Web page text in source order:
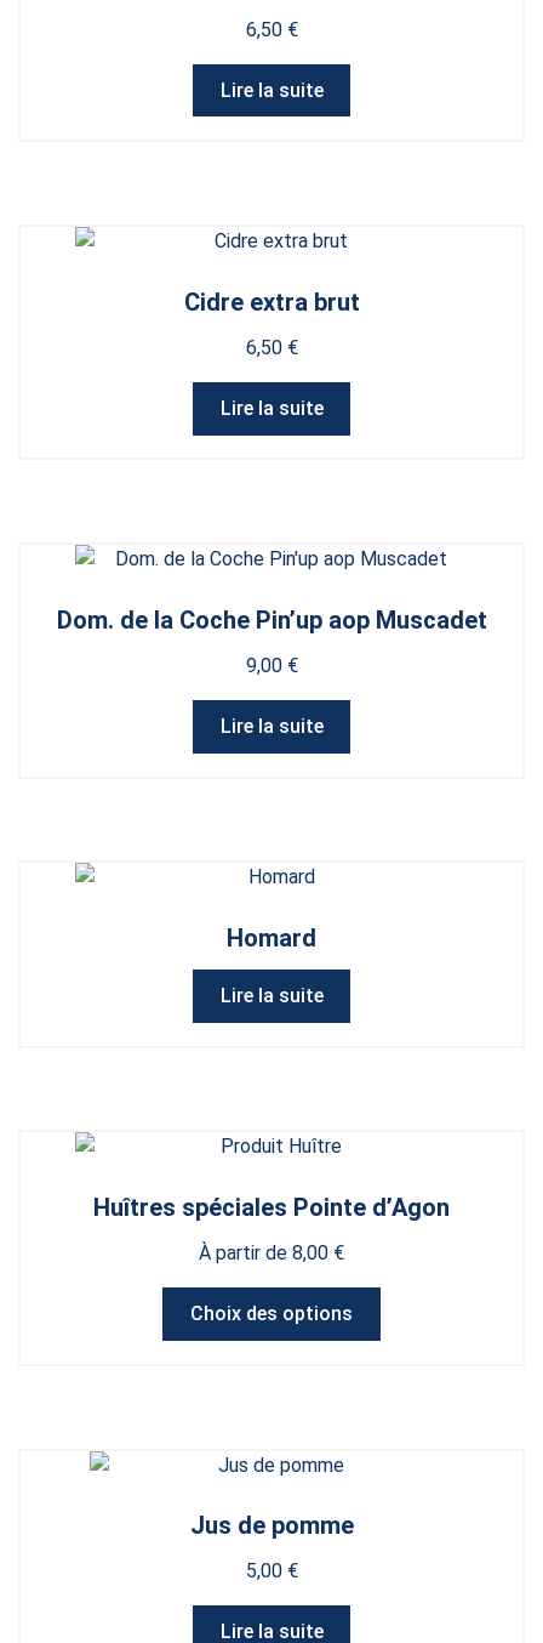
6,50 €
Lire la suite
Cidre extra brut
6,50 €
Lire la suite
Dom. de la Coche Pin’up aop Muscadet
9,00 €
Lire la suite
Homard
Lire la suite
Huîtres spéciales Pointe d’Agon
À partir de 8,00 €
Choix des options
Jus de pomme
5,00 €
Lire la suite